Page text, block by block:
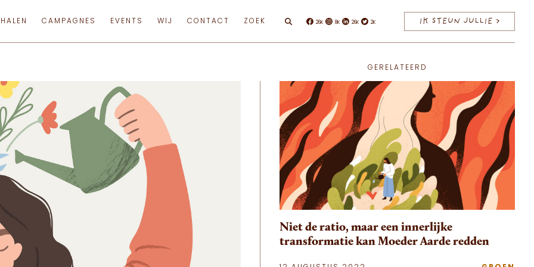
CAMPAGNES EVENTS WIJ CONTACT ZOEK Facebook
26K Instagram
8K Linkedin
26K Twitter
2K IK STEUN JULLIE >
GERELATEERD
Niet de ratio, maar een innerlijke
transformatie kan Moeder Aarde redden